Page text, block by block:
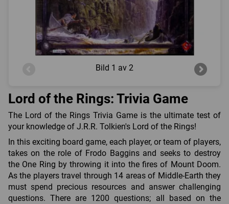
Bild 1 av 2
Lord of the Rings: Trivia Game
The Lord of the Rings Trivia Game is the ultimate test of
your knowledge of J.R.R. Tolkien's Lord of the Rings!
In this exciting board game, each player, or team of players,
takes on the role of Frodo Baggins and seeks to destroy
the One Ring by throwing it into the fires of Mount Doom.
As the players travel through 14 areas of Middle-Earth they
must spend precious resources and answer challenging
questions. There are 1200 questions; all based on the